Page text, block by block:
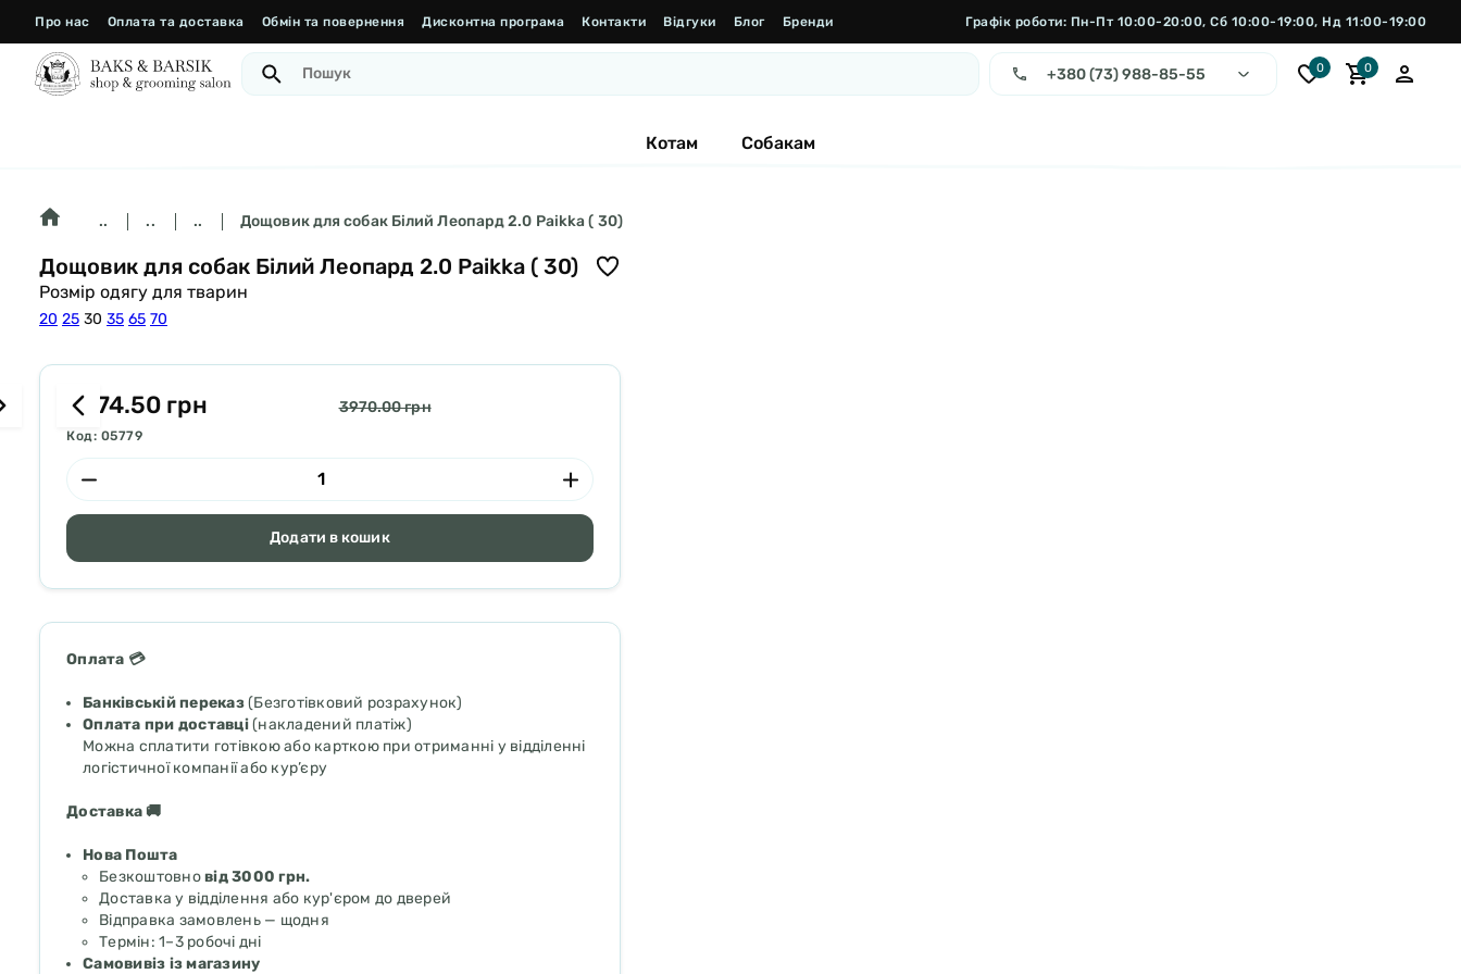
Про нас Оплата та доставка Обмін та повернення Дисконтна програма Контакти Відгуки Блог Бренди Графік роботи: Пн-Пт 10:00-20:00, Сб 10:00-19:00, Нд 11:00-19:00
+380 (73) 988-85-55 0 0
Котам Собакам
.. .. .. Дощовик для собак Білий Леопард 2.0 Paikka ( 30)
Дощовик для собак Білий Леопард 2.0 Paikka ( 30)
Розмір одягу для тварин
20 25 30 35 65 70
3374.50 грн 3970.00 грн
Код: 05779
Додати в кошик
Оплата 💳
Банківській переказ(Безготівковий розрахунок)
Оплата при доставці(накладений платіж)
Можна сплатити готівкою або карткою при отриманні у відділенні
логістичної компанії або кур’єру
Доставка 🚚
Нова Пошта
Безкоштовновід 3000 грн.
Доставка у відділення або кур'єром до дверей
Відправка замовлень — щодня
Термін: 1–3 робочі дні
Самовивіз із магазину